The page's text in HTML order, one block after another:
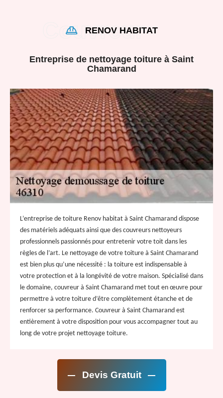
RENOV HABITAT
Entreprise de nettoyage toiture à Saint
Chamarand
L’entreprise de toiture Renov habitat à Saint Chamarand dispose
des matériels adéquats ainsi que des couvreurs nettoyeurs
professionnels passionnés pour entretenir votre toit dans les
règles de l’art. Le nettoyage de votre toiture à Saint Chamarand
est bien plus qu’une nécessité : la toiture est indispensable à
votre protection et à la longévité de votre maison. Spécialisé dans
le domaine, couvreur à Saint Chamarand met tout en œuvre pour
permettre à votre toiture d’être complètement étanche et de
renforcer sa performance. Couvreur à Saint Chamarand est
entièrement à votre disposition pour vous accompagner tout au
long de votre projet nettoyage toiture.
Devis Gratuit